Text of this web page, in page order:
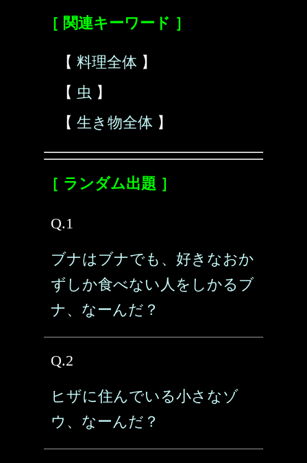
［ 関連キーワード ］
【 料理全体 】
【 虫 】
【 生き物全体 】
［ ランダム出題 ］
Q.1
ブナはブナでも、好きなおか
ずしか食べない人をしかるブ
ナ、なーんだ？
Q.2
ヒザに住んでいる小さなゾ
ウ、なーんだ？